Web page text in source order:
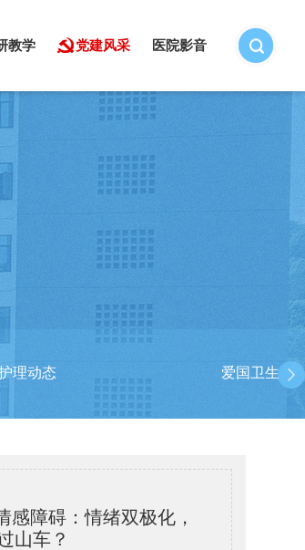
教学 党建风采 医院影音
理动态 爱国卫生
感障碍：情绪双极化，
山车？